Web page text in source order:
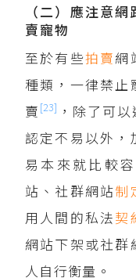
（二）應注意
賣寵物
至於有些拍賣網
種類，一律禁止
賣 [23] ，除了可
認定不易以外，
易本來就比較
站、社群網站制
用人間的私法契
網站下架或社群
人自行衡量。